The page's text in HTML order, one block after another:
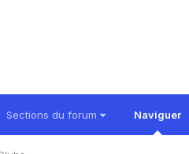
Sections du forum Naviguer